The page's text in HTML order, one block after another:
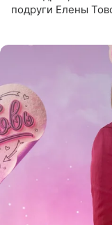
подруги Елены